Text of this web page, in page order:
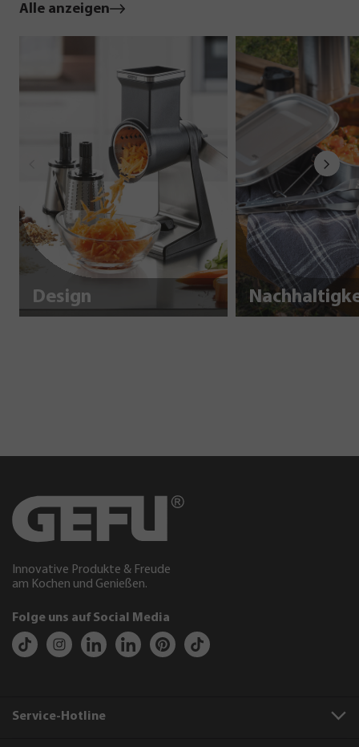
Alle anzeigen
Design
Innovative Produkte & Freude
am Kochen und Genießen.
Folge uns auf Social Media
Service-Hotline